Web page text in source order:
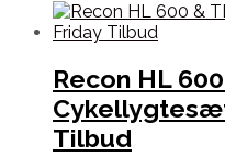
Recon HL
Tilbud